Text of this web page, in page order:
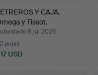
Y CAJA,
y Tissot.
8 jul 2026
pujas
USD